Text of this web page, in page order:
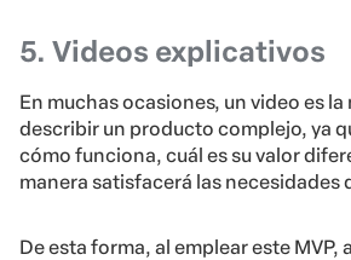
5. Videos explicativos
En muchas ocasiones, un video es
describir un producto complejo, ya
cómo funciona, cuál es su valor
manera satisfacerá las necesidades
De esta forma, al emplear este MVP,